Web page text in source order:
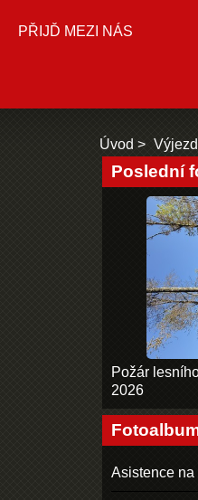
PŘIJĎ MEZI NÁS
Úvod
Poslední
Požár
2026
Asistence